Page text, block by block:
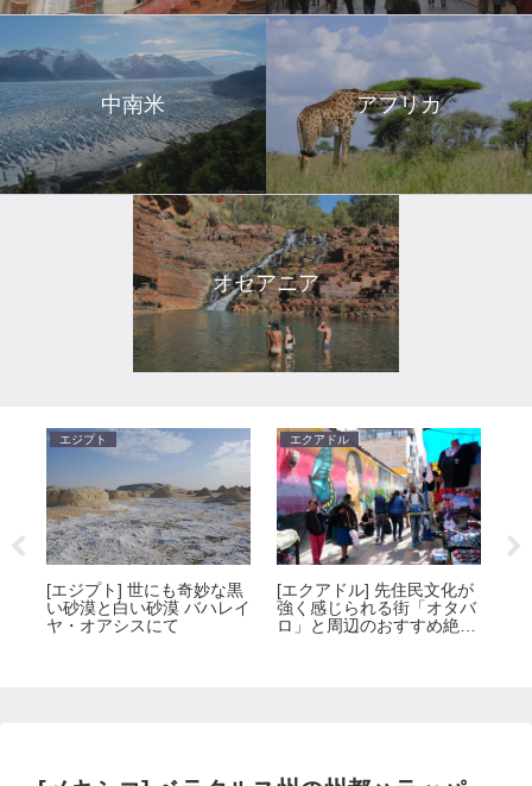
中南米 アフリカ
オセアニア
エジプト
[エジプト] 世にも奇妙な黒
い砂漠と白い砂漠 バハレイ
ヤ・オアシスにて
エクアドル
[エクアドル] 先住民文化が
強く感じられる街「オタバ
ロ」と周辺のおすすめ絶景